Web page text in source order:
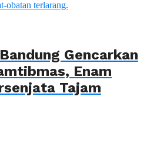
Gencarkan
Enam
Tajam